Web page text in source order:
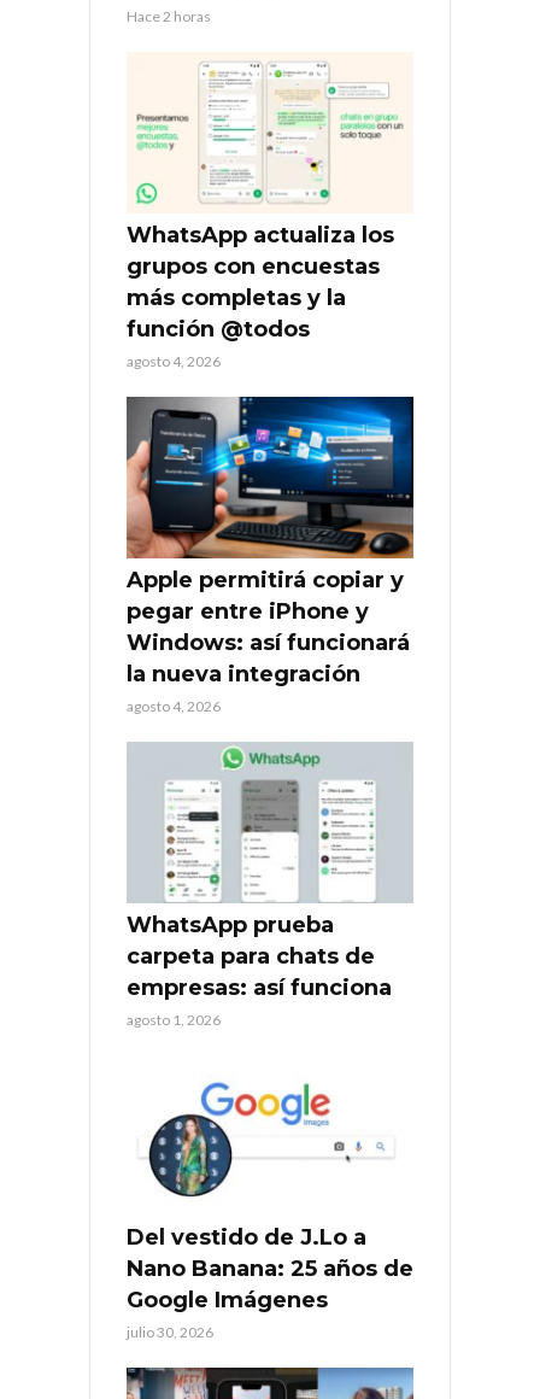
Hace 2 horas
WhatsApp actualiza los
grupos con encuestas
más completas y la
función @todos
agosto 4, 2026
Apple permitirá copiar y
pegar entre iPhone y
Windows: así funcionará
la nueva integración
agosto 4, 2026
WhatsApp prueba
carpeta para chats de
empresas: así funciona
agosto 1, 2026
Del vestido de J.Lo a
Nano Banana: 25 años de
Google Imágenes
julio 30, 2026